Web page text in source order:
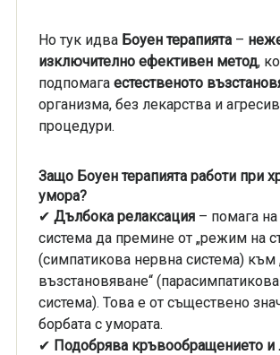
Но тук идва Боуен терапията–
изключително ефективен метод,
подпомага естественото
организма, без лекарства и
процедури.
Защо Боуен терапията работи при
умора?
✔ Дълбока релаксация– помага на
система да премине от „режим на
(симпатикова нервна система)
възстановяване“
система). Това е от съществено
борбата с умората.
✔ Подобрява кръвообращението